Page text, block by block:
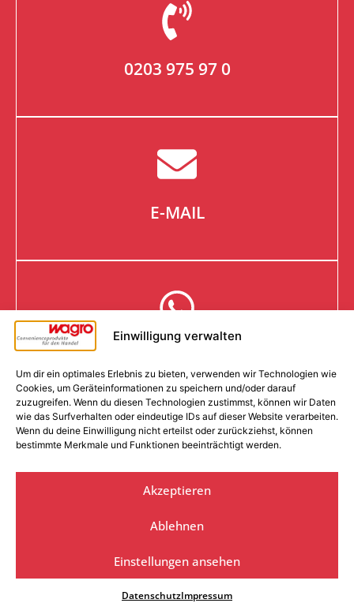
Einwilligung verwalten
Um dir ein optimales Erlebnis zu bieten, verwenden wir Technologien wie
Cookies, um Geräteinformationen zu speichern und/oder darauf
zuzugreifen. Wenn du diesen Technologien zustimmst, können wir Daten
wie das Surfverhalten oder eindeutige IDs auf dieser Website verarbeiten.
Wenn du deine Einwilligung nicht erteilst oder zurückziehst, können
bestimmte Merkmale und Funktionen beeinträchtigt werden.
Akzeptieren
Ablehnen
Einstellungen ansehen
DatenschutzImpressum
0203 975 97 0
E-MAIL
Gerne helfen wir Ihnen per E-Mail weiter
Schreiben Sie uns
Weitere Kontakte und Ansprechpartner